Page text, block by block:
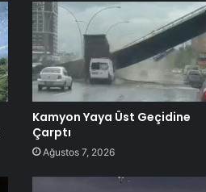
Kamyon Yaya Üst Geçidine
Çarptı
Ağustos 7, 2026